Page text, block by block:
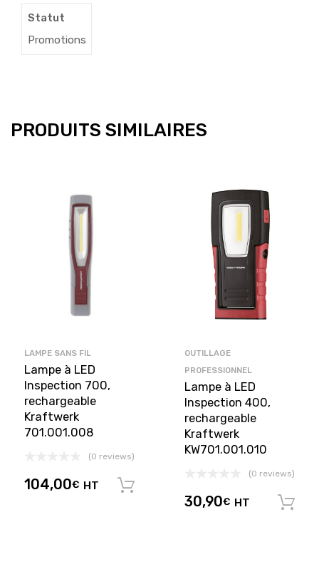
Statut
Promotions
PRODUITS SIMILAIRES
LAMPE SANS FIL
Lampe à LED
Inspection 700,
rechargeable
Kraftwerk
701.001.008
(0 reviews)
104,00€ HT
OUTILLAGE
PROFESSIONNEL
Lampe à LED
Inspection 400,
rechargeable
Kraftwerk
KW701.001.010
(0 reviews)
30,90€ HT